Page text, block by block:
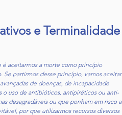
e Terminalidade
é aceitarmos a morte como princípio
partirmos desse princípio, vamos aceitar
de doenças, de incapacidade
o uso de antibióticos, antipiréticos ou anti-
desagradáveis ou que ponham em risco a
por que utilizarmos recursos diversos